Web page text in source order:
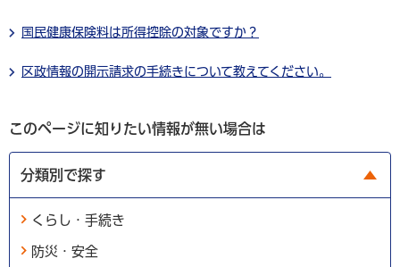
国民健康保険料は所得控除の対象ですか？
区政情報の開示請求の手続きについて教えてください。
このページに知りたい情報が無い場合は
分類別で探す
くらし・手続き
防災・安全